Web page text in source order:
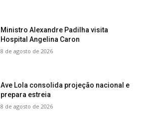
Ministro Alexandre Padilha visita
Hospital Angelina Caron
8 de agosto de 2026
Ave Lola consolida projeção nacional e
prepara estreia
8 de agosto de 2026